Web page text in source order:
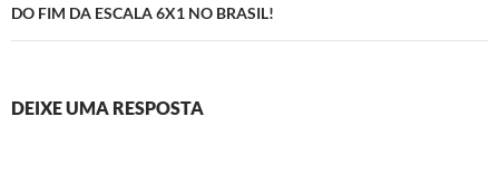
DO FIM DA ESCALA 6X1 NO BRASIL!
DEIXE UMA RESPOSTA